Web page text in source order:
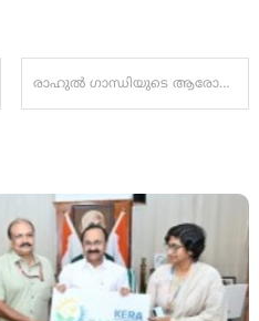
രാഹുൽ ഗാന്ധിയുടെ ആരോപണങ്ങൾ ഖണ്ഡിച്ച് തെരഞ്ഞെടുപ്പ് കമ്മീഷൻ.